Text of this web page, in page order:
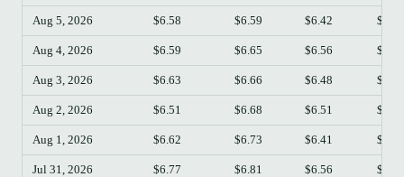
Aug 5, 2026 $6.58 $6.59 $6.42 $6.52
Aug 4, 2026 $6.59 $6.65 $6.56 $6.59
Aug 3, 2026 $6.63 $6.66 $6.48 $6.59
Aug 2, 2026 $6.51 $6.68 $6.51 $6.62
Aug 1, 2026 $6.62 $6.73 $6.41 $6.51
Jul 31, 2026 $6.77 $6.81 $6.56 $6.61